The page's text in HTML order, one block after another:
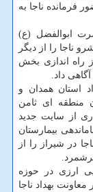
فرمانده ناجا به
ابوالفضل (ع)
ناجا را از دیگر
راه اندازی بخش
استان همدان و
منطقه ای ثامن
از سایت جدید
بیمارستان
در شیراز را از
جویی ارزی در حوزه
بهداد ناجا